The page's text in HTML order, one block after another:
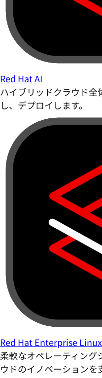
Red Hat AI
ハイブリッドクラウド全
し、デプロイします。
Red Hat Enterprise Linux
柔軟なオペレーティング
ウドのイノベーションを